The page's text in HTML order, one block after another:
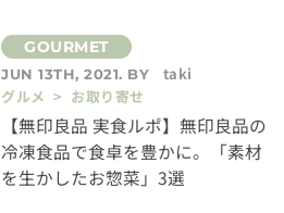
JUN 13TH, 2021. BY
taki
グルメ > お取り寄せ
【無印良品 実食ルポ】無印良品の
冷凍食品で食卓を豊かに。「素材
を生かしたお惣菜」3選